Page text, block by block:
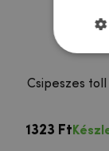
Csipeszes
1323 Ft